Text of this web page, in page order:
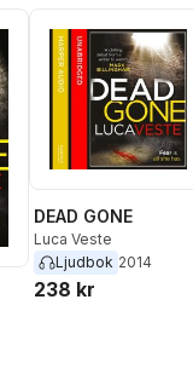
DEAD GONE
Luca Veste
Ljudbok 2014
238 kr